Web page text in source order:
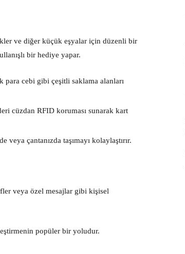
ve diğer küçük eşyalar için düzenli bir
bir hediye yapar.
cebi gibi çeşitli saklama alanları
cüzdan RFID koruması sunarak kart
çantanızda taşımayı kolaylaştırır.
veya özel mesajlar gibi kişisel
popüler bir yoludur.